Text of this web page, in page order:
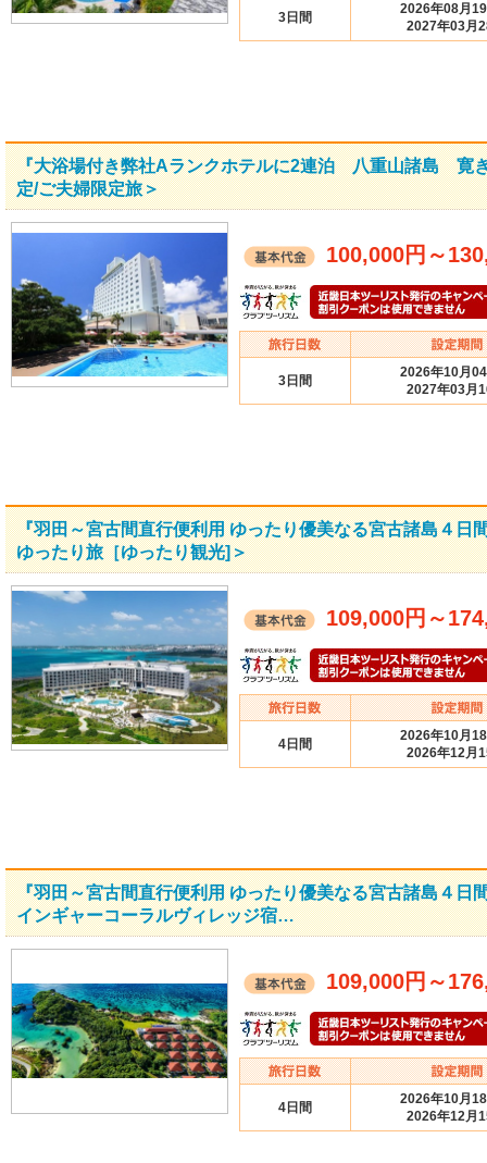
3日間
2026年08月
2027年03月
『大浴場付き弊社Aランクホテルに2連泊 八重山諸島 寛
定/ご夫婦限定旅＞
100,000円 ～
3日間
2026年10月
2027年03月
『羽田～宮古間直行便利用 ゆったり優美なる宮古諸島４日
ゆったり旅［ゆったり観光]＞
109,000円 ～
4日間
2026年10月
2026年12月
『羽田～宮古間直行便利用 ゆったり優美なる宮古諸島４日
インギャーコーラルヴィレッジ宿…
109,000円 ～
4日間
2026年10月
2026年12月